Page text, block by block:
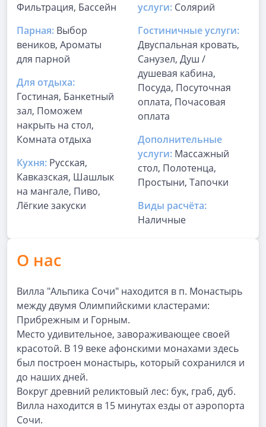
Фильтрация, Бассейн
Парная: Выбор
веников, Ароматы
для парной
Для отдыха:
Гостиная, Банкетный
зал, Поможем
накрыть на стол,
Комната отдыха
Кухня: Русская,
Кавказская, Шашлык
на мангале, Пиво,
Лёгкие закуски
услуги: Солярий
Гостиничные услуги:
Двуспальная кровать,
Санузел, Душ /
душевая кабина,
Посуда, Посуточная
оплата, Почасовая
оплата
Дополнительные
услуги: Массажный
стол, Полотенца,
Простыни, Тапочки
Виды расчёта:
Наличные
О нас
Вилла "Альпика Сочи" находится в п. Монастырь
между двумя Олимпийскими кластерами:
Прибрежным и Горным.
Место удивительное, завораживающее своей
красотой. В 19 веке афонскими монахами здесь
был построен монастырь, который сохранился и
до наших дней.
Вокруг древний реликтовый лес: бук, граб, дуб.
Вилла находится в 15 минутах езды от аэропорта
Сочи.